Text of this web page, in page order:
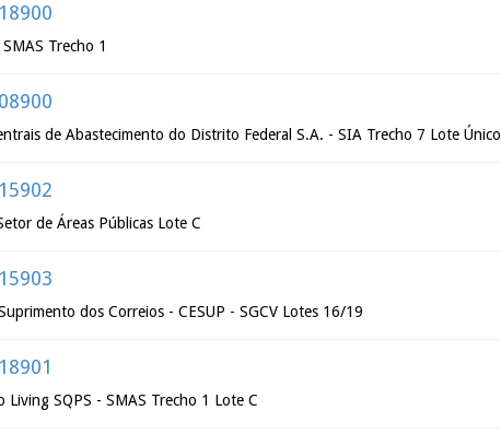
Trecho 1
de Abastecimento do Distrito Federal S.A. - SIA Trecho 7 Lote Único
de Áreas Públicas Lote C
dos Correios - CESUP - SGCV Lotes 16/19
Living SQPS - SMAS Trecho 1 Lote C